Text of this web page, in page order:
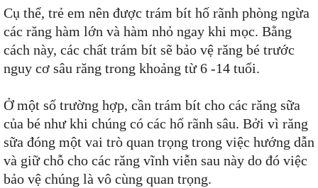
Cụ thể, trẻ em nên được trám bít hố rãnh phòng ngừa
các răng hàm lớn và hàm nhỏ ngay khi mọc. Bằng
cách này, các chất trám bít sẽ bảo vệ răng bé trước
nguy cơ sâu răng trong khoảng từ 6 -14 tuổi.
Ở một số trường hợp, cần trám bít cho các răng sữa
của bé như khi chúng có các hố rãnh sâu. Bởi vì răng
sữa đóng một vai trò quan trọng trong việc hướng dẫn
và giữ chỗ cho các răng vĩnh viễn sau này do đó việc
bảo vệ chúng là vô cùng quan trọng.